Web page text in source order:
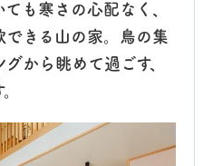
も寒さの心配なく、
きる山の家。鳥の集
から眺めて過ごす、